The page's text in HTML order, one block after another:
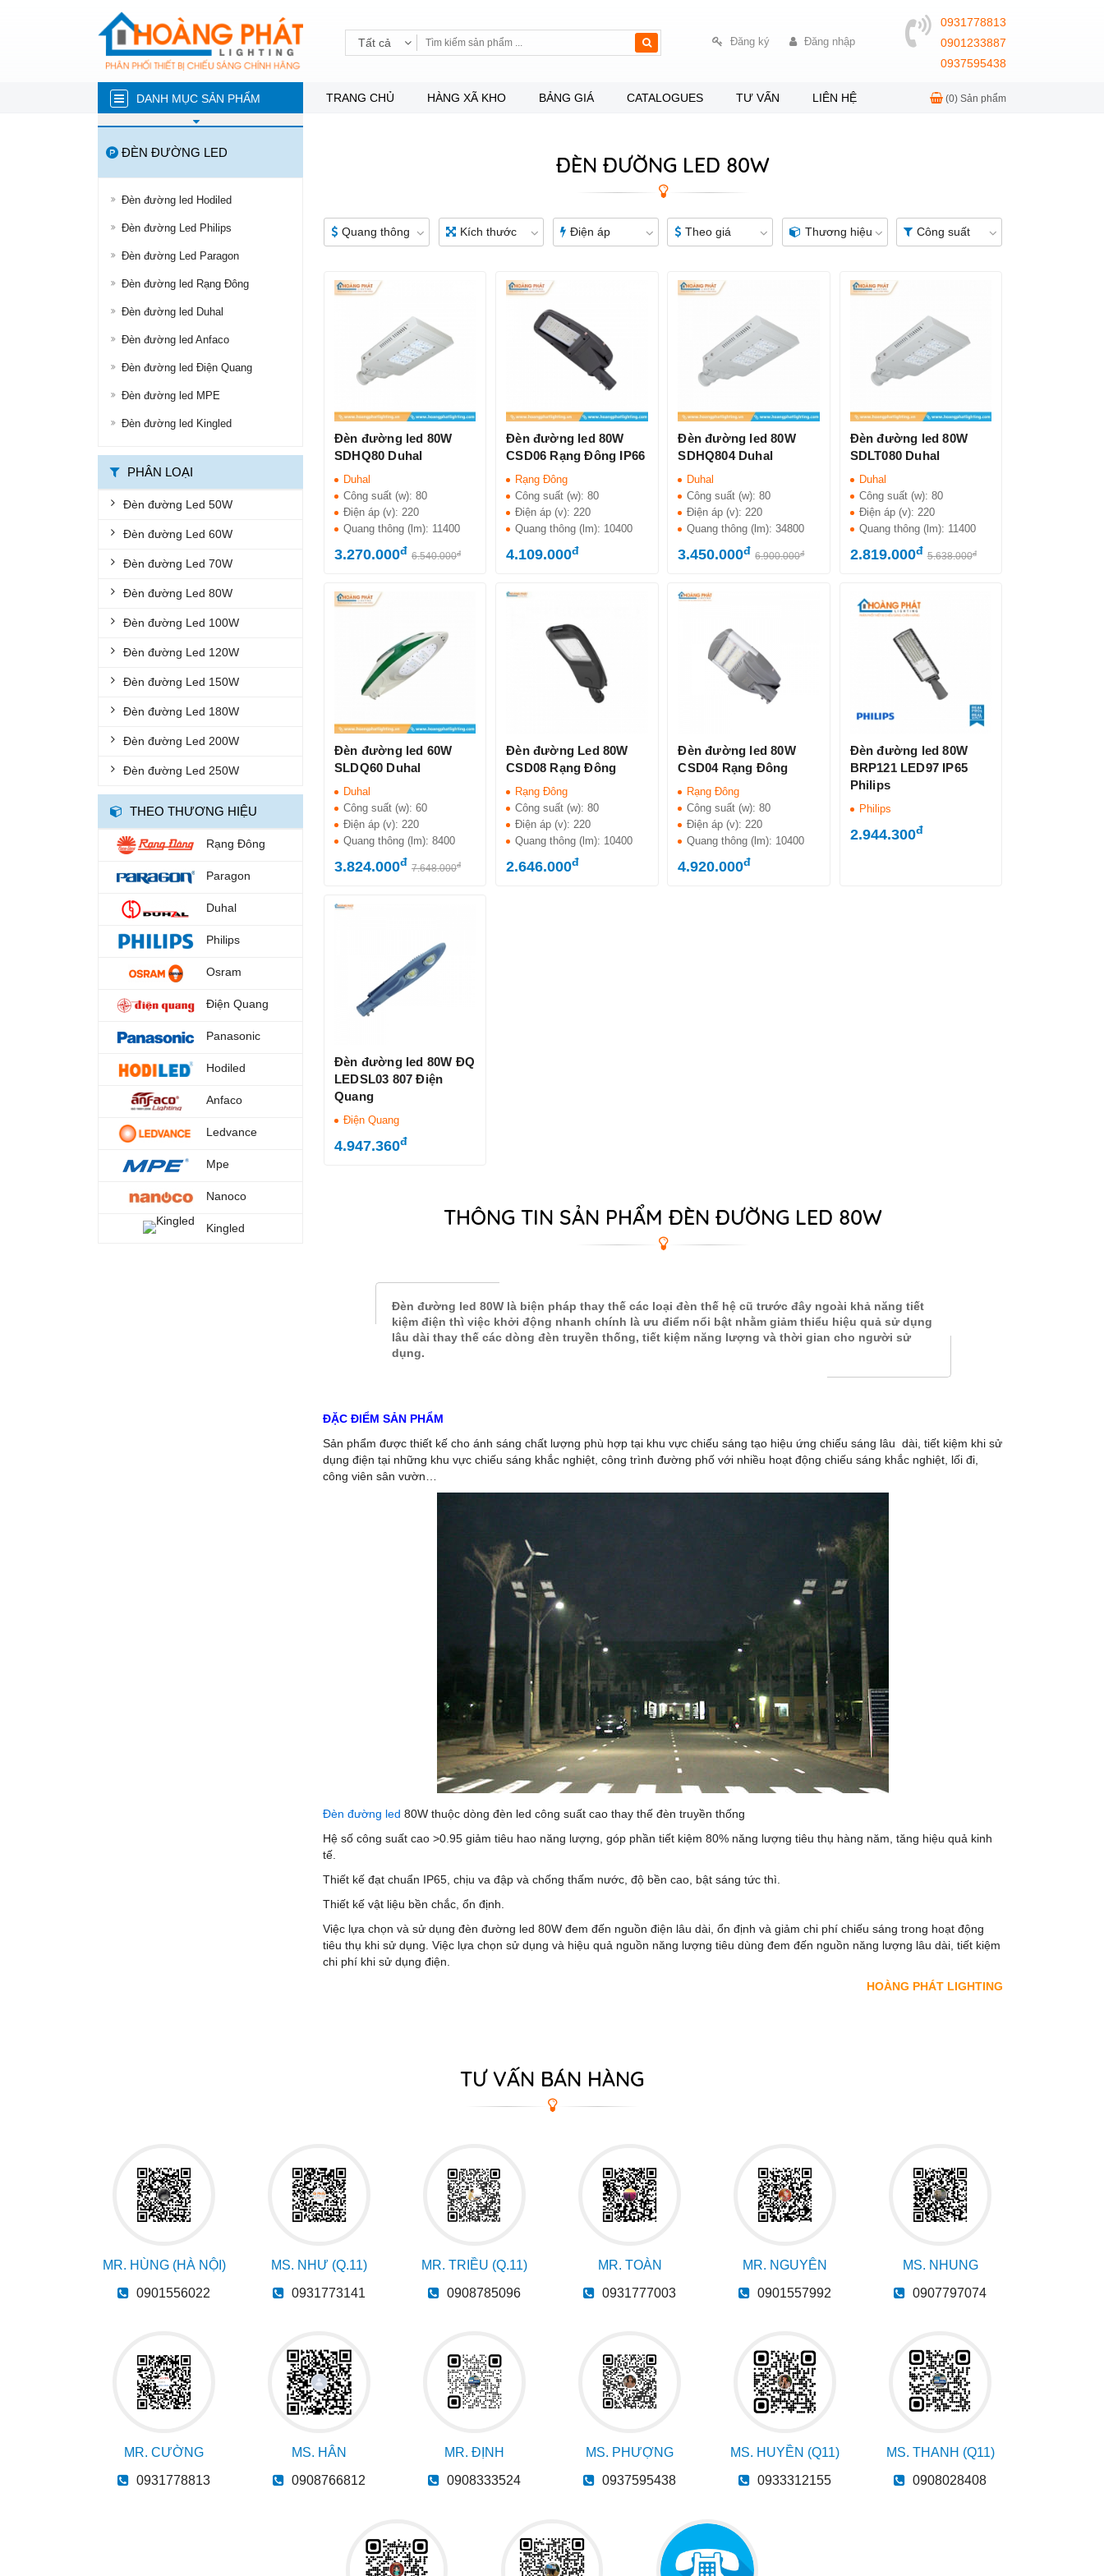
Tất cả Đăng ký Đăng nhập
0931778813
0901233887
0937595438
DANH MỤC SẢN PHẨM
ĐÈN NĂNG LƯỢNG MẶT TRỜI
ĐÈN LED TRÒN
ĐÈN BÁN NGUYỆT
ĐÈN PHA
ĐÈN LED NHÀ XƯỞNG
ĐÈN ĐƯỜNG LED
ĐÈN LED ỐP TRẦN
ĐÈN LED PANEL
ĐÈN THÔNG MINH
ĐÈN CHỐNG CHÁY NỔ
ĐÈN EXIT
ĐÈN KHẨN CẤP
BỘ ĐÈN LED TUÝP
BỘ MÁNG ĐÈN LED
ĐÈN CHỐNG THẤM
ĐÈN ÂM NƯỚC, ÂM ĐẤT
ĐÈN GẮN TƯỜNG
ĐÈN DIỆT KHUẨN
ĐÈN TRỤ CỔNG
ĐÈN NUÔI CẤY MÔ
ĐÈN LED TRỒNG RAU
ĐÈN CHÙM
ĐÈN THẢ
ĐÈN CẮM CỎ
ĐÈN ÂM TƯỜNG
TRANG CHỦ HÀNG XÃ KHO BẢNG GIÁ CATALOGUES TƯ VẤN LIÊN HỆ (0) Sản phẩm
ĐÈN ĐƯỜNG LED
Đèn đường led Hodiled
Đèn đường Led Philips
Đèn đường Led Paragon
Đèn đường led Rạng Đông
Đèn đường led Duhal
Đèn đường led Anfaco
Đèn đường led Điện Quang
Đèn đường led MPE
Đèn đường led Kingled
PHÂN LOẠI
Đèn đường Led 50W
Đèn đường Led 60W
Đèn đường Led 70W
Đèn đường Led 80W
Đèn đường Led 100W
Đèn đường Led 120W
Đèn đường Led 150W
Đèn đường Led 180W
Đèn đường Led 200W
Đèn đường Led 250W
THEO THƯƠNG HIỆU
Rạng Đông
Paragon
Duhal
Philips
Osram
Điện Quang
Panasonic
Hodiled
Anfaco
Ledvance
Mpe
Nanoco
Kingled
ĐÈN ĐƯỜNG LED 80W
Quang thông Kích thước Điện áp Theo giá Thương hiệu Công suất
Đèn đường led 80W
SDHQ80 Duhal
Duhal
Công suất (w):80
Điện áp (v):220
Quang thông (lm): 11400
3.270.000đ 6.540.000đ
Đèn đường led 80W
CSD06 Rạng Đông IP66
Rạng Đông
Công suất (w):80
Điện áp (v):220
Quang thông (lm): 10400
4.109.000đ
Đèn đường led 80W
SDHQ804 Duhal
Duhal
Công suất (w):80
Điện áp (v):220
Quang thông (lm):34800
3.450.000đ 6.900.000đ
Đèn đường led 80W
SDLT080 Duhal
Duhal
Công suất (w): 80
Điện áp (v): 220
Quang thông (lm): 11400
2.819.000đ 5.638.000đ
Đèn đường led 60W
SLDQ60 Duhal
Duhal
Công suất (w):60
Điện áp (v): 220
Quang thông (lm):8400
3.824.000đ 7.648.000đ
Đèn đường Led 80W
CSD08 Rạng Đông
Rạng Đông
Công suất (w):80
Điện áp (v): 220
Quang thông (lm): 10400
2.646.000đ
Đèn đường led 80W
CSD04 Rạng Đông
Rạng Đông
Công suất (w):80
Điện áp (v): 220
Quang thông (lm): 10400
4.920.000đ
Đèn đường led 80W
BRP121 LED97 IP65
Philips
Philips
2.944.300đ
Đèn đường led 80W ĐQ
LEDSL03 807 Điện
Quang
Điện Quang
4.947.360đ
THÔNG TIN SẢN PHẨM ĐÈN ĐƯỜNG LED 80W
Đèn đường led 80W là biện pháp thay thế các loại đèn thế hệ cũ trước đây ngoài khả năng tiết
kiệm điện thì việc khởi động nhanh chính là ưu điểm nổi bật nhằm giảm thiểu hiệu quả sử dụng
lâu dài thay thế các dòng đèn truyền thống, tiết kiệm năng lượng và thời gian cho người sử
dụng.
ĐẶC ĐIỂM SẢN PHẨM
Sản phẩm được thiết kế cho ánh sáng chất lượng phù hợp tại khu vực chiếu sáng tạo hiệu ứng chiếu sáng lâu dài, tiết kiệm khi sử
dụng điện tại những khu vực chiếu sáng khắc nghiệt, công trình đường phố với nhiều hoạt động chiếu sáng khắc nghiệt, lối đi,
công viên sân vườn…
Đèn đường led 80W thuộc dòng đèn led công suất cao thay thế đèn truyền thống
Hệ số công suất cao >0.95 giảm tiêu hao năng lượng, góp phần tiết kiệm 80% năng lượng tiêu thụ hàng năm, tăng hiệu quả kinh
tế.
Thiết kế đạt chuẩn IP65, chịu va đập và chống thấm nước, độ bền cao, bật sáng tức thì.
Thiết kế vật liệu bền chắc, ổn định.
Việc lựa chọn và sử dụng đèn đường led 80W đem đến nguồn điện lâu dài, ổn định và giảm chi phí chiếu sáng trong hoạt động
tiêu thụ khi sử dụng. Việc lựa chọn sử dụng và hiệu quả nguồn năng lượng tiêu dùng đem đến nguồn năng lượng lâu dài, tiết kiệm
chi phí khi sử dụng điện.
HOÀNG PHÁT LIGHTING
TƯ VẤN BÁN HÀNG
MR. HÙNG (HÀ NỘI)
0901556022
MS. NHƯ (Q.11)
0931773141
MR. TRIỀU (Q.11)
0908785096
MR. TOÀN
0931777003
MR. NGUYÊN
0901557992
MS. NHUNG
0907797074
MR. CƯỜNG
0931778813
MS. HÂN
0908766812
MR. ĐỊNH
0908333524
MS. PHƯỢNG
0937595438
MS. HUYỀN (Q11)
0933312155
MS. THANH (Q11)
0908028408